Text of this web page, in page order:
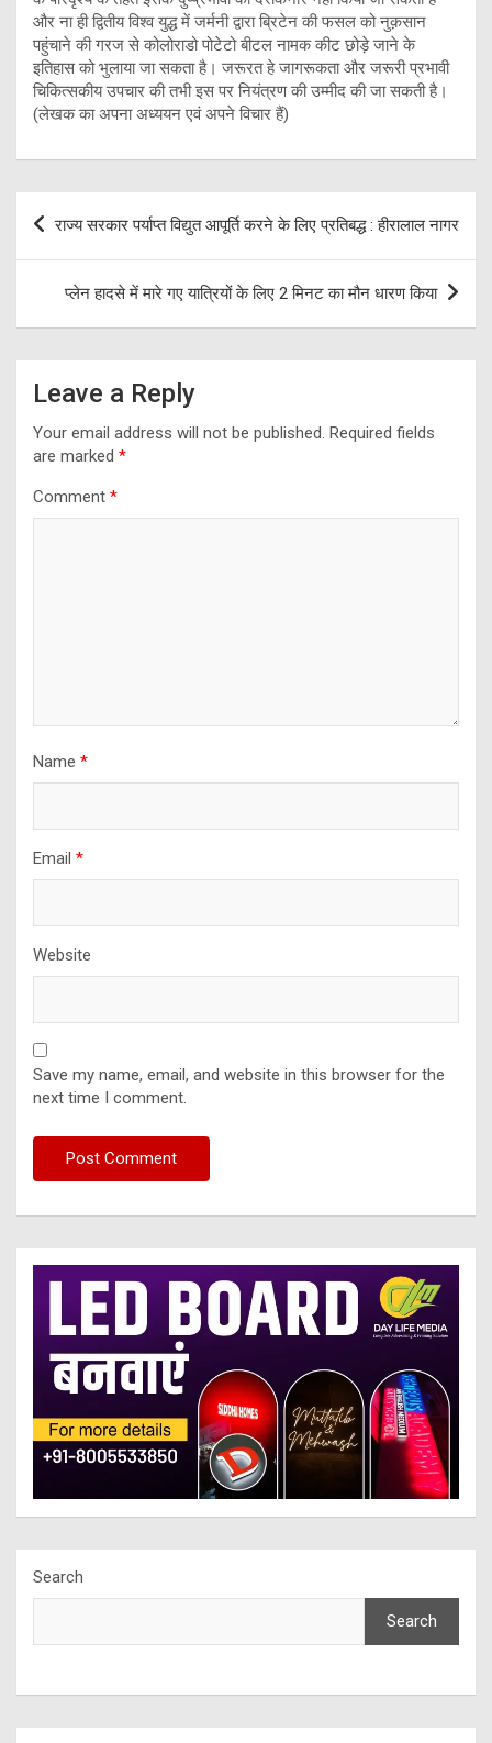
और ना ही द्वितीय विश्व युद्ध में जर्मनी द्वारा ब्रिटेन की फसल को नुक़सान
पहुंचाने की गरज से कोलोराडो पोटेटो बीटल नामक कीट छोड़े जाने के
इतिहास को भुलाया जा सकता है। जरूरत हे जागरूकता और जरूरी प्रभावी
चिकित्सकीय उपचार की तभी इस पर नियंत्रण की उम्मीद की जा सकती है।
(लेखक का अपना अध्ययन एवं अपने विचार हैं)
Post
राज्य सरकार पर्याप्त विद्युत आपूर्ति करने के लिए प्रतिबद्ध : हीरालाल नागर
प्लेन हादसे में मारे गए यात्रियों के लिए 2 मिनट का मौन धारण किया
Leave a Reply
Your email address will not be published. Required fields
are marked *
Comment *
Name *
Email *
Website
Save my name, email, and website in this browser for the
next time I comment.
Search
Search